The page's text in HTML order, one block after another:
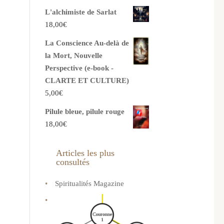
L'alchimiste de Sarlat
18,00€
La Conscience Au-delà de
la Mort, Nouvelle
Perspective (e-book -
CLARTE ET CULTURE)
5,00€
Pilule bleue, pilule rouge
18,00€
Articles les plus
consultés
Spiritualités Magazine